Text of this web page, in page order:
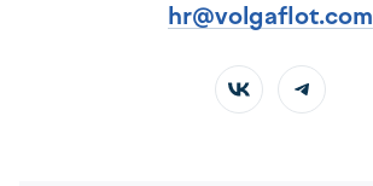
hr@volgaflot.com